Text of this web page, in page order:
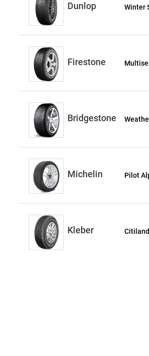
Dunlop Winter
Firestone
Bridgestone
Michelin Pilot
Kleber